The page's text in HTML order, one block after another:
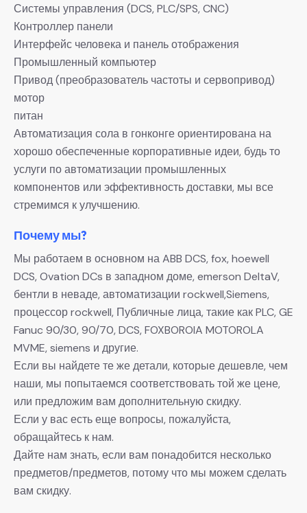
Системы управления (DCS, PLC/SPS, CNC)
Контроллер панели
Интерфейс человека и панель отображения
Промышленный компьютер
Привод (преобразователь частоты и сервопривод)
мотор
питан
Автоматизация сола в гонконге ориентирована на
хорошо обеспеченные корпоративные идеи, будь то
услуги по автоматизации промышленных
компонентов или эффективность доставки, мы все
стремимся к улучшению.
Почему мы?
Мы работаем в основном на ABB DCS, fox, hoewell
DCS, Ovation DCs в западном доме, emerson DeltaV,
бентли в неваде, автоматизации rockwell,Siemens,
процессор rockwell, Публичные лица, такие как PLC, GE
Fanuc 90/30, 90/70, DCS, FOXBOROIA MOTOROLA
MVME, siemens и другие.
Если вы найдете те же детали, которые дешевле, чем
наши, мы попытаемся соответствовать той же цене,
или предложим вам дополнительную скидку.
Если у вас есть еще вопросы, пожалуйста,
обращайтесь к нам.
Дайте нам знать, если вам понадобится несколько
предметов/предметов, потому что мы можем сделать
вам скидку.